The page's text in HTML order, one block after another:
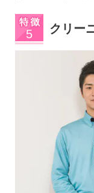
クリー